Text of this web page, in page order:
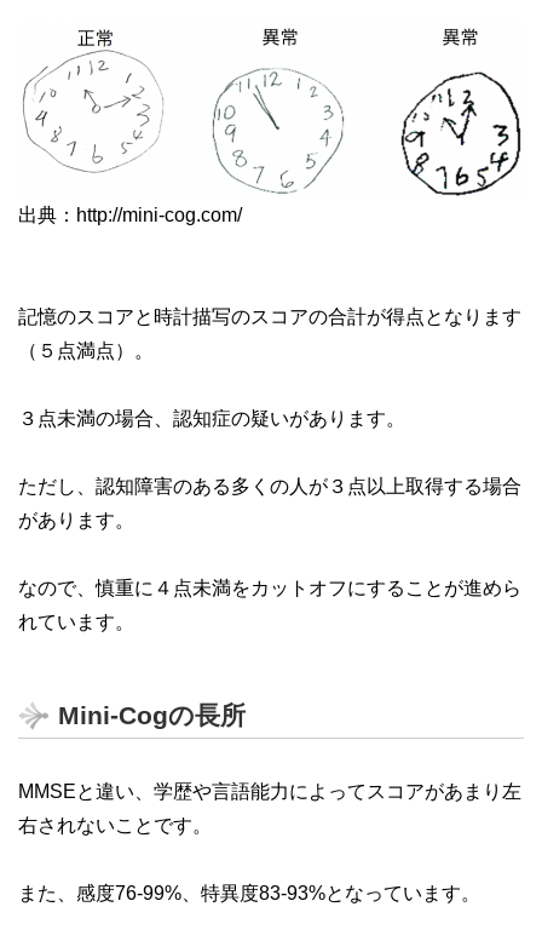
出典：http://mini-cog.com/
記憶のスコアと時計描写のスコアの合計が得点となります
（５点満点）。
３点未満の場合、認知症の疑いがあります。
ただし、認知障害のある多くの人が３点以上取得する場合
があります。
なので、慎重に４点未満をカットオフにすることが進めら
れています。
Mini-Cogの長所
MMSEと違い、学歴や言語能力によってスコアがあまり左
右されないことです。
また、感度76-99%、特異度83-93%となっています。